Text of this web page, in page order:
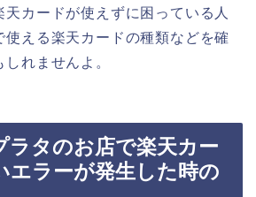
カードが使えずに困っている人
使える楽天カードの種類などを確
れませんよ。
ラタのお店で楽天カー
エラーが発生した時の